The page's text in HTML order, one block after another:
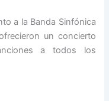
a la Banda Sinfónica
un concierto
a todos los